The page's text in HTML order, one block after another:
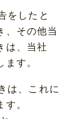
をしたと
、その他当
は、当社
す。
は、これに
。